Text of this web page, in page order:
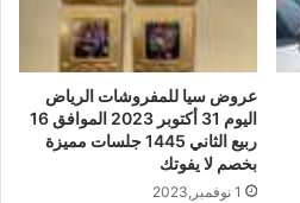
عروض سيا للمفروشات الرياض
اليوم 31 أكتوبر 2023 الموافق 16
ربيع الثاني 1445 جلسات مميزة
بخصم لا يفوتك
1 نوفمبر,2023